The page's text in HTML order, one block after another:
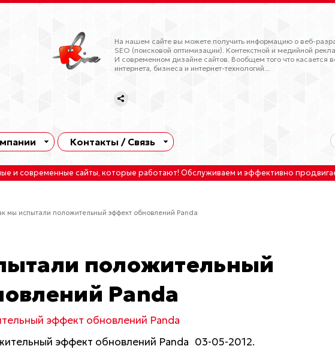
На нашем сайте вы можете получить информацию о веб-
SEO (поисковой оптимизации). Контекстной и медийной
И современном дизайне сайтов. Вообщем того что касается
интернета, бизнеса и интернет-технологий...
Контакты / Связь
и современные сайты, которые работают! Обслуживаем и эффективно
мы испытали положительный эффект обновлений Panda
положительный
Panda
эффект обновлений Panda
03-05-2012.